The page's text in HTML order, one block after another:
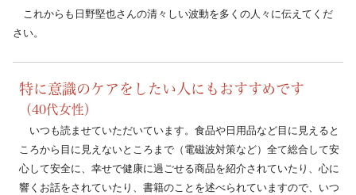
これからも日野堅也さんの清々しい波動を多くの人々に伝えてくだ
さい。
特に意識のケアをしたい人にもおすすめです
（40代女性）
いつも読ませていただいています。食品や日用品など目に見えると
ころから目に見えないところまで（電磁波対策など）全て総合して安
心して安全に、幸せで健康に過ごせる商品を紹介されていたり、心に
響くお話をされていたり、書籍のことを述べられていますので、いつ